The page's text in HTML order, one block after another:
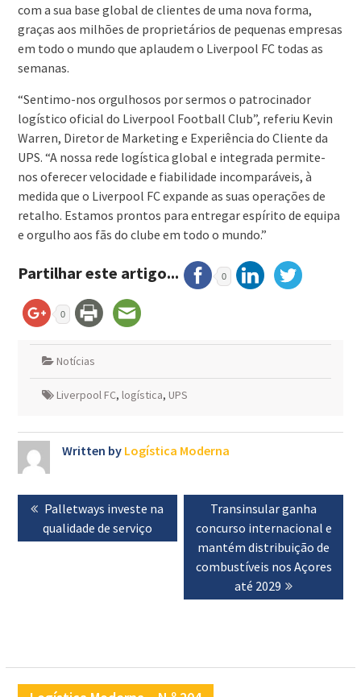
com a sua base global de clientes de uma nova forma,
graças aos milhões de proprietários de pequenas empresas
em todo o mundo que aplaudem o Liverpool FC todas as
semanas.
“Sentimo-nos orgulhosos por sermos o patrocinador
logístico oficial do Liverpool Football Club”, referiu Kevin
Warren, Diretor de Marketing e Experiência do Cliente da
UPS. “A nossa rede logística global e integrada permite-
nos oferecer velocidade e fiabilidade incomparáveis, à
medida que o Liverpool FC expande as suas operações de
retalho. Estamos prontos para entregar espírito de equipa
e orgulho aos fãs do clube em todo o mundo.”
Partilhar este artigo... 0
0
Notícias
Liverpool FC, logística, UPS
Written by Logística Moderna
Navegação
de
artigos
Previous
post:
Palletways investe na
qualidade de serviço
Next
post:
Transinsular ganha
concurso internacional e
mantém distribuição de
combustíveis nos Açores
até 2029